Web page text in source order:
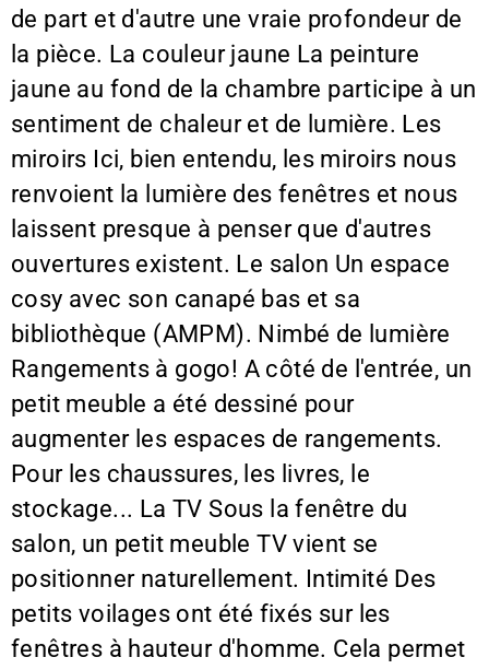
de part et d'autre une vraie profondeur de
la pièce. La couleur jaune La peinture
jaune au fond de la chambre participe à un
sentiment de chaleur et de lumière. Les
miroirs Ici, bien entendu, les miroirs nous
renvoient la lumière des fenêtres et nous
laissent presque à penser que d'autres
ouvertures existent. Le salon Un espace
cosy avec son canapé bas et sa
bibliothèque (AMPM). Nimbé de lumière
Rangements à gogo! A côté de l'entrée, un
petit meuble a été dessiné pour
augmenter les espaces de rangements.
Pour les chaussures, les livres, le
stockage... La TV Sous la fenêtre du
salon, un petit meuble TV vient se
positionner naturellement. Intimité Des
petits voilages ont été fixés sur les
fenêtres à hauteur d'homme. Cela permet